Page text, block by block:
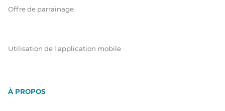
Offre de parrainage
Utilisation de l'application mobile
À PROPOS